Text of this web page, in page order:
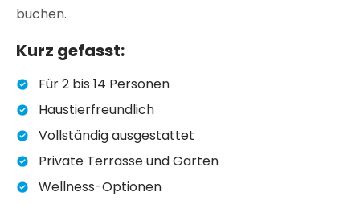
buchen.
Kurz gefasst:
Für 2 bis 14 Personen
Haustierfreundlich
Vollständig ausgestattet
Private Terrasse und Garten
Wellness-Optionen